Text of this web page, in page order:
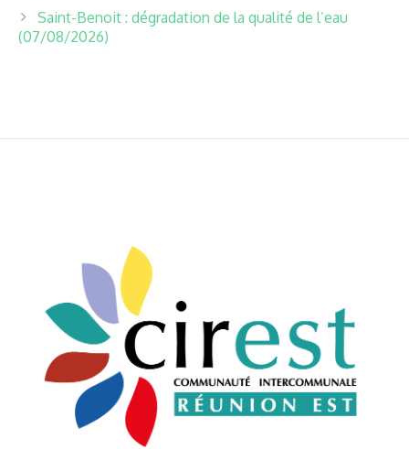
Saint-Benoit : dégradation de la qualité de l’eau
(07/08/2026)